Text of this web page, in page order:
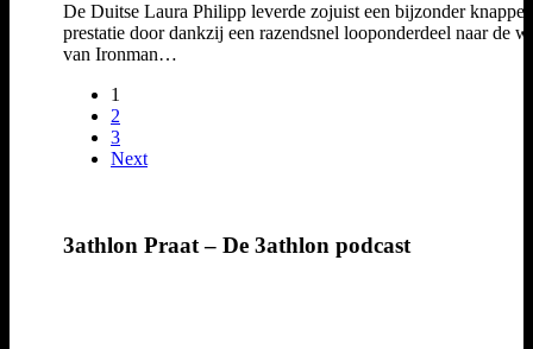
De Duitse Laura Philipp leverde zojuist een bijzonder knappe
prestatie door dankzij een razendsnel looponderdeel naar de
van Ironman…
1
2
3
Next
3athlon Praat – De 3athlon podcast